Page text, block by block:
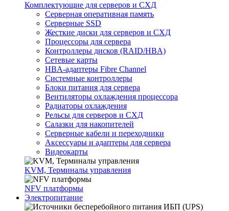
Комплектующие для серверов и СХД
Серверная оперативная память
Серверные SSD
Жесткие диски для серверов и СХД
Процессоры для сервера
Контроллеры дисков (RAID/HBA)
Сетевые карты
HBA-адаптеры Fibre Channel
Системные контроллеры
Блоки питания для сервера
Вентиляторы охлаждения процессора
Радиаторы охлаждения
Рельсы для серверов и СХД
Салазки для накопителей
Серверные кабели и переходники
Аксессуары и адаптеры для сервера
Видеокарты
KVM, Терминалы управления
NFV платформы
Электропитание